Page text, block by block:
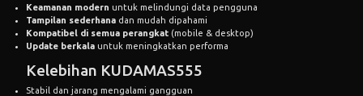
Keamanan modern untuk melindungi data pengguna
Tampilan sederhana dan mudah dipahami
Kompatibel di semua perangkat (mobile & desktop)
Update berkala untuk meningkatkan performa
Kelebihan KUDAMAS555
Stabil dan jarang mengalami gangguan